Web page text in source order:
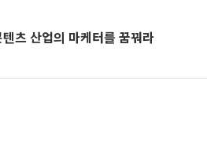
츠 산업의 마케터를 꿈꿔라